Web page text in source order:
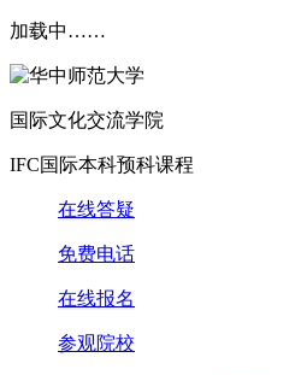
加载中……
国际文化交流学院
IFC国际本科预科课程
在线答疑
免费电话
在线报名
参观院校